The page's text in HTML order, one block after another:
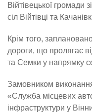
Війтівецької громади
сіл Війтівці та
Крім того,
дороги, що пролягає
та Семки у напрямку
Замовником
«Служба місцевих
інфраструктури у